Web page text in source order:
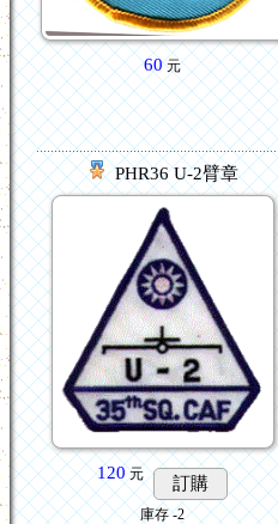
60元
PHR36 U-2臂章
120元 訂購
庫存 -2